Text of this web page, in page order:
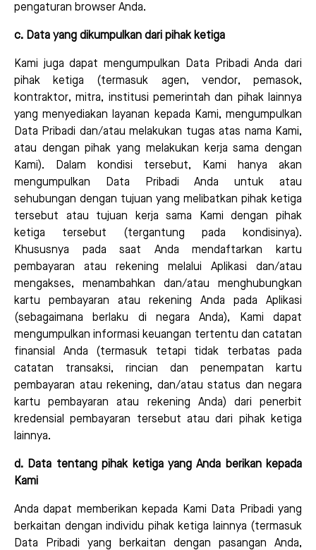
pengaturan browser Anda.
c. Data yang dikumpulkan dari pihak ketiga
Kami juga dapat mengumpulkan Data Pribadi Anda dari
pihak ketiga (termasuk agen, vendor, pemasok,
kontraktor, mitra, institusi pemerintah dan pihak lainnya
yang menyediakan layanan kepada Kami, mengumpulkan
Data Pribadi dan/atau melakukan tugas atas nama Kami,
atau dengan pihak yang melakukan kerja sama dengan
Kami). Dalam kondisi tersebut, Kami hanya akan
mengumpulkan Data Pribadi Anda untuk atau
sehubungan dengan tujuan yang melibatkan pihak ketiga
tersebut atau tujuan kerja sama Kami dengan pihak
ketiga tersebut (tergantung pada kondisinya).
Khususnya pada saat Anda mendaftarkan kartu
pembayaran atau rekening melalui Aplikasi dan/atau
mengakses, menambahkan dan/atau menghubungkan
kartu pembayaran atau rekening Anda pada Aplikasi
(sebagaimana berlaku di negara Anda), Kami dapat
mengumpulkan informasi keuangan tertentu dan catatan
finansial Anda (termasuk tetapi tidak terbatas pada
catatan transaksi, rincian dan penempatan kartu
pembayaran atau rekening, dan/atau status dan negara
kartu pembayaran atau rekening Anda) dari penerbit
kredensial pembayaran tersebut atau dari pihak ketiga
lainnya.
d. Data tentang pihak ketiga yang Anda berikan kepada
Kami
Anda dapat memberikan kepada Kami Data Pribadi yang
berkaitan dengan individu pihak ketiga lainnya (termasuk
Data Pribadi yang berkaitan dengan pasangan Anda,